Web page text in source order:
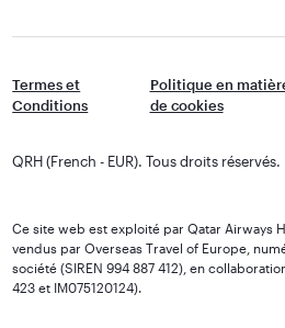
Termes et
Conditions
Politique en
de cookies
QRH (French - EUR). Tous droits réservés.
Ce site web est exploité par Qatar Airways
vendus par Overseas Travel of Europe,
société (SIREN 994 887 412), en
423 et IM075120124).